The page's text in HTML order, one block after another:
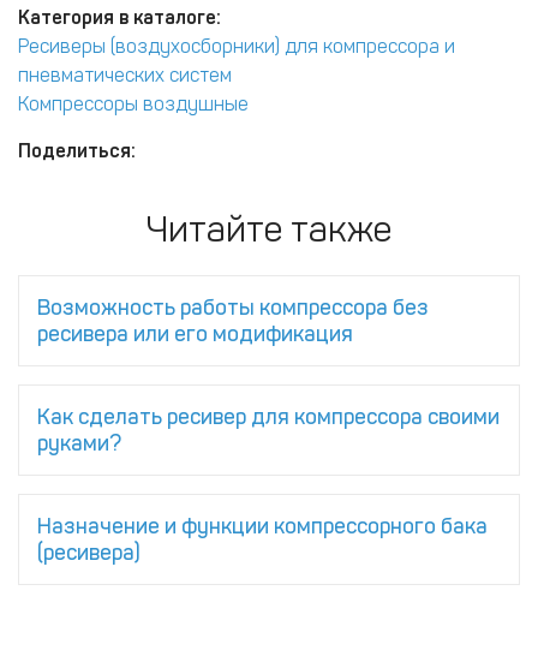
Категория в каталоге:
Ресиверы (воздухосборники) для компрессора и
пневматических систем
Компрессоры воздушные
Поделиться:
Читайте также
Возможность работы компрессора без
ресивера или его модификация
Как сделать ресивер для компрессора своими
руками?
Назначение и функции компрессорного бака
(ресивера)